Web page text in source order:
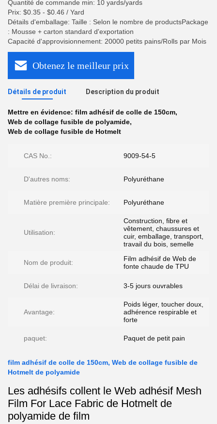
Quantité de commande min: 10 yards/yards
Prix: $0.35 - $0.46 / Yard
Détails d'emballage: Taille : Selon le nombre de productsPackage
: Mousse + carton standard d'exportation
Capacité d'approvisionnement: 20000 petits pains/Rolls par Mois
Obtenez le meilleur prix
Détails de produit Description du produit
Mettre en évidence: film adhésif de colle de 150cm,
Web de collage fusible de polyamide,
Web de collage fusible de Hotmelt
CAS No.: 9009-54-5
D'autres noms: Polyuréthane
Matière première principale: Polyuréthane
Utilisation:
Construction, fibre et
vêtement, chaussures et
cuir, emballage, transport,
travail du bois, semelle
Nom de produit:
Film adhésif de Web de
fonte chaude de TPU
Délai de livraison: 3-5 jours ouvrables
Avantage:
Poids léger, toucher doux,
adhérence respirable et
forte
paquet: Paquet de petit pain
film adhésif de colle de 150cm, Web de collage fusible de
Hotmelt de polyamide
Les adhésifs collent le Web adhésif Mesh
Film For Lace Fabric de Hotmelt de
polyamide de film